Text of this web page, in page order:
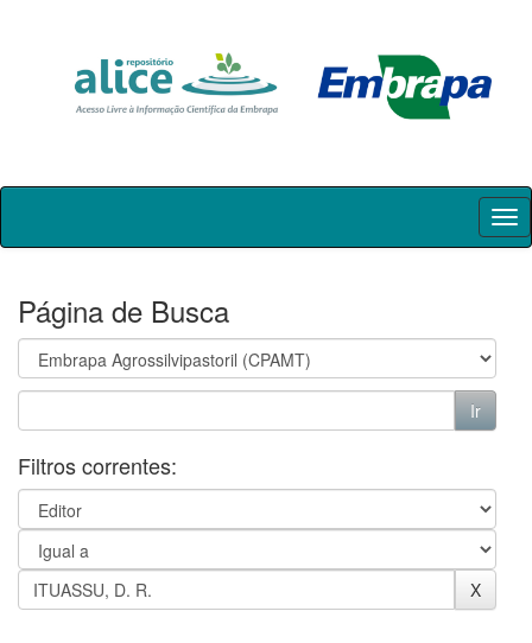
Skip
Página de Busca
Filtros correntes: